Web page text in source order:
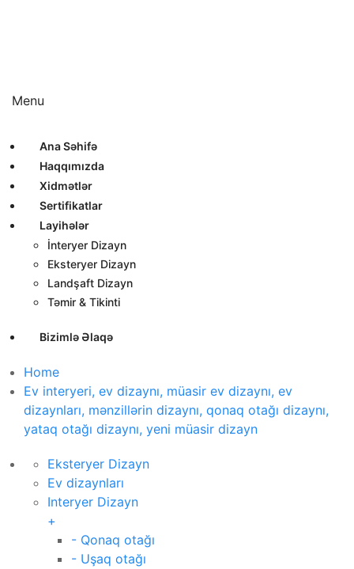
Menu
Ana Səhifə
Haqqımızda
Xidmətlər
Sertifikatlar
Layihələr
İnteryer Dizayn
Eksteryer Dizayn
Landşaft Dizayn
Təmir & Tikinti
Bizimlə Əlaqə
Home
Ev interyeri, ev dizaynı, müasir ev dizaynı, ev
dizaynları, mənzillərin dizaynı, qonaq otağı dizaynı,
yataq otağı dizaynı, yeni müasir dizayn
Eksteryer Dizayn
Ev dizaynları
Interyer Dizayn
+
- Qonaq otağı
- Uşaq otağı